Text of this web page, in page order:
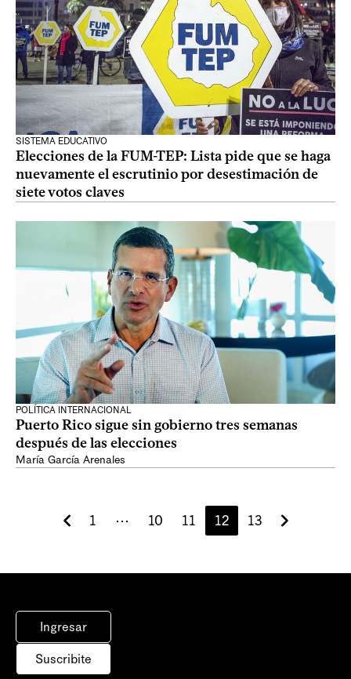
SISTEMA EDUCATIVO
Elecciones de la FUM-TEP: Lista pide que se haga
nuevamente el escrutinio por desestimación de
siete votos claves
POLÍTICA INTERNACIONAL
Puerto Rico sigue sin gobierno tres semanas
después de las elecciones
María García Arenales
1 ⋯ 10 11 12 13
Ingresar
Suscribite